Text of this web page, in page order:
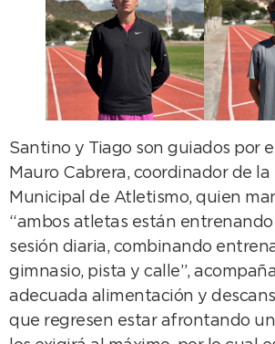
Santino y Tiago son guiados por
Mauro Cabrera, coordinador de la
Municipal de Atletismo, quien
“ambos atletas están
sesión diaria, combinando
gimnasio, pista y calle”,
adecuada alimentación y
que regresen estar afrontando